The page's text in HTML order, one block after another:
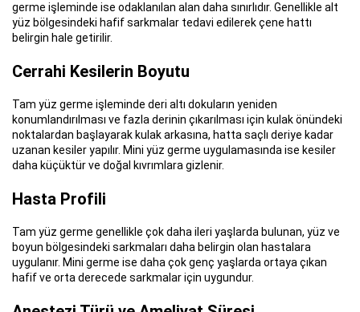
germe işleminde ise odaklanılan alan daha sınırlıdır. Genellikle alt
yüz bölgesindeki hafif sarkmalar tedavi edilerek çene hattı
belirgin hale getirilir.
Cerrahi Kesilerin Boyutu
Tam yüz germe işleminde deri altı dokuların yeniden
konumlandırılması ve fazla derinin çıkarılması için kulak önündeki
noktalardan başlayarak kulak arkasına, hatta saçlı deriye kadar
uzanan kesiler yapılır. Mini yüz germe uygulamasında ise kesiler
daha küçüktür ve doğal kıvrımlara gizlenir.
Hasta Profili
Tam yüz germe genellikle çok daha ileri yaşlarda bulunan, yüz ve
boyun bölgesindeki sarkmaları daha belirgin olan hastalara
uygulanır. Mini germe ise daha çok genç yaşlarda ortaya çıkan
hafif ve orta derecede sarkmalar için uygundur.